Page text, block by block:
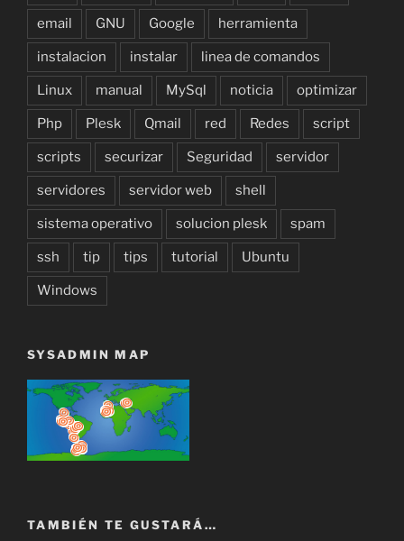
email GNU Google herramienta
instalacion instalar linea de comandos
Linux manual MySql noticia optimizar
Php Plesk Qmail red Redes script
scripts securizar Seguridad servidor
servidores servidor web shell
sistema operativo solucion plesk spam
ssh tip tips tutorial Ubuntu
Windows
SYSADMIN MAP
TAMBIÉN TE GUSTARÁ…